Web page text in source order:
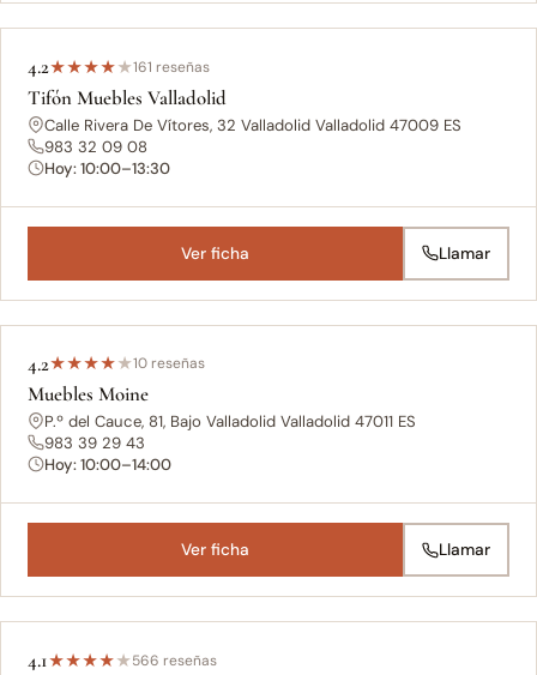
4.2★★★★★161 reseñas
Tifón Muebles Valladolid
Calle Rivera De Vítores, 32 Valladolid Valladolid 47009 ES
983 32 09 08
Hoy: 10:00–13:30
Ver ficha Llamar
4.2★★★★★10 reseñas
Muebles Moine
P.º del Cauce, 81, Bajo Valladolid Valladolid 47011 ES
983 39 29 43
Hoy: 10:00–14:00
Ver ficha Llamar
4.1★★★★★566 reseñas